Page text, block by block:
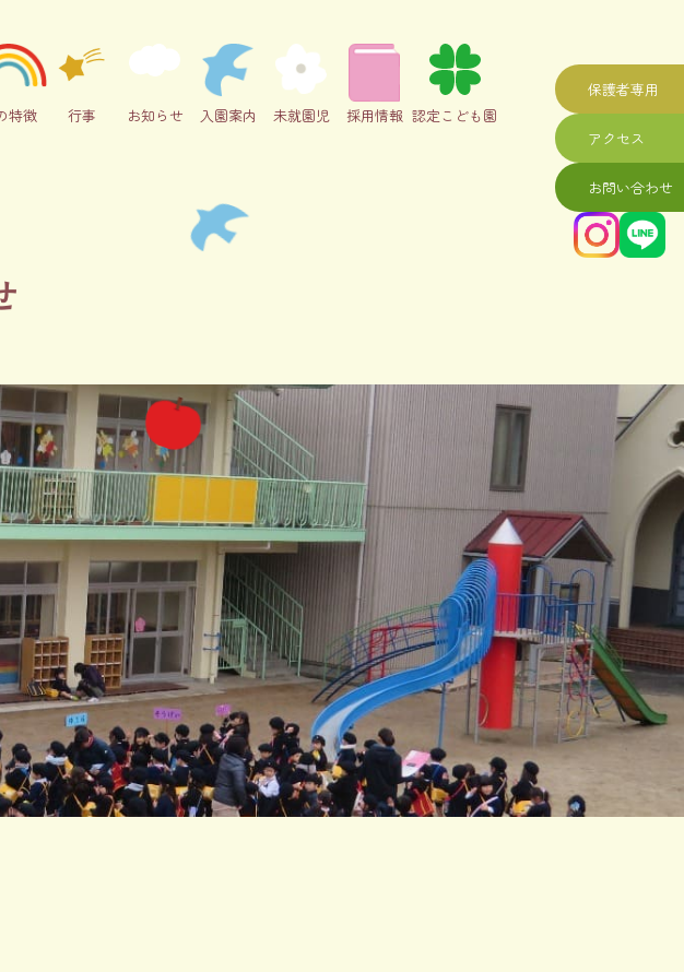
特徴 行事 お知らせ 入園案内 未就園児 採用情報 認定こども園
保護者専用
アクセス
お問い合わせ